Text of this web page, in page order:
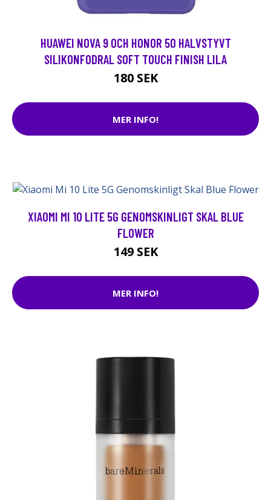
HUAWEI NOVA 9 OCH HONOR 50 HALVSTYVT
SILIKONFODRAL SOFT TOUCH FINISH LILA
180 SEK
MER INFO!
XIAOMI MI 10 LITE 5G GENOMSKINLIGT SKAL BLUE
FLOWER
149 SEK
MER INFO!